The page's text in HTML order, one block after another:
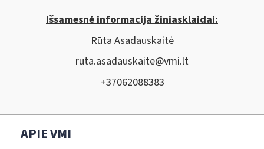
Išsamesnė informacija žiniasklaidai:
Rūta Asadauskaitė
ruta.asadauskaite@vmi.lt
+37062088383
APIE VMI